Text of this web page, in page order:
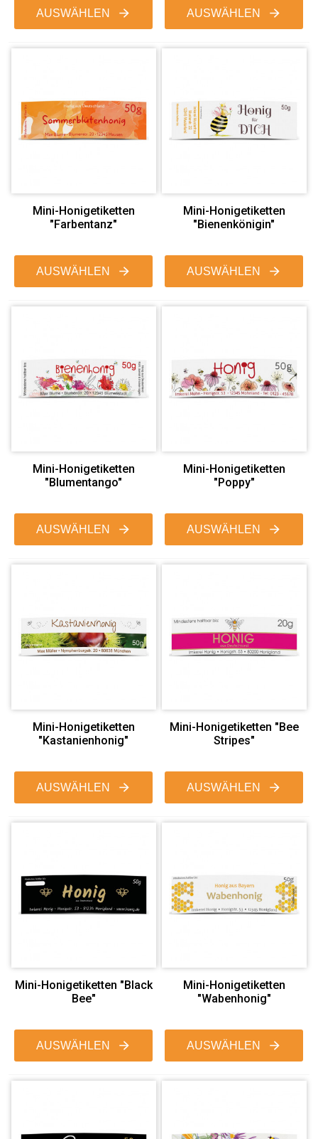
AUSWÄHLEN AUSWÄHLEN
Mini-Honigetiketten
"Farbentanz"
AUSWÄHLEN
Mini-Honigetiketten
"Bienenkönigin"
AUSWÄHLEN
Mini-Honigetiketten
"Blumentango"
AUSWÄHLEN
Mini-Honigetiketten
"Poppy"
AUSWÄHLEN
Mini-Honigetiketten
"Kastanienhonig"
AUSWÄHLEN
Mini-Honigetiketten "Bee
Stripes"
AUSWÄHLEN
Mini-Honigetiketten "Black
Bee"
AUSWÄHLEN
Mini-Honigetiketten
"Wabenhonig"
AUSWÄHLEN